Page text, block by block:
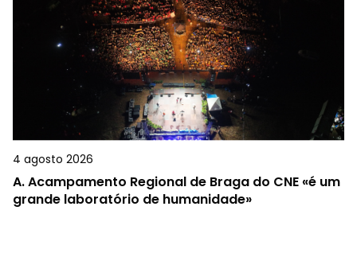
4 agosto 2026
A.Acampamento Regional de Braga do CNE «é um
grande laboratório de humanidade»